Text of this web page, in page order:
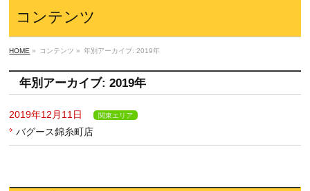
コンテンツ
HOME » コンテンツ » 年別アーカイブ: 2019年
年別アーカイブ: 2019年
2019年12月11日 関東エリア
バグース錦糸町店